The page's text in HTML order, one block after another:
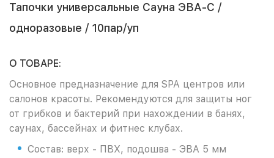
Тапочки универсальные Сауна ЭВА-С /
одноразовые / 10пар/уп
О ТОВАРЕ:
Основное предназначение для SPA центров или
салонов красоты. Рекомендуются для защиты ног
от грибков и бактерий при нахождении в банях,
саунах, бассейнах и фитнес клубах.
Состав: верх - ПВХ, подошва - ЭВА 5 мм